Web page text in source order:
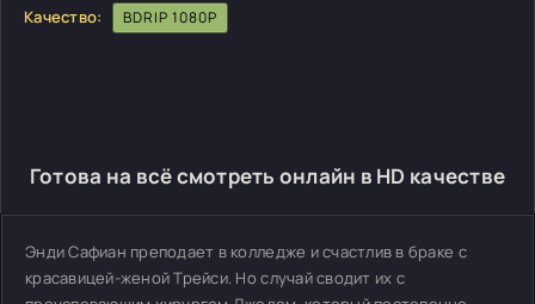
Качество: BDRIP 1080P
Готова на всё смотреть онлайн в HD качестве
Энди Сафиан преподает в колледже и счастлив в браке с
красавицей-женой Трейси. Но случай сводит их с